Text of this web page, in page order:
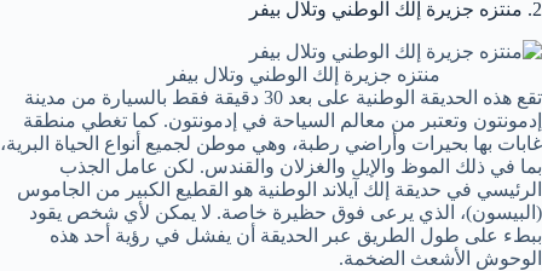
2. منتزه جزيرة إلك الوطني وتلال بيفر
منتزه جزيرة إلك الوطني وتلال بيفر
تقع هذه الحديقة الوطنية على بعد 30 دقيقة فقط بالسيارة من مدينة
إدمونتون وتعتبر من معالم السياحة في إدمونتون. كما تغطي منطقة
غابات بها بحيرات وأراضي رطبة، وهي موطن لجميع أنواع الحياة البرية،
بما في ذلك الموظ والإيل والغزلان والقندس. لكن عامل الجذب
الرئيسي في حديقة إلك آيلاند الوطنية هو القطيع الكبير من الجاموس
(البيسون)، الذي يرعى فوق حظيرة خاصة. لا يمكن لأي شخص يقود
ببطء على طول الطريق عبر الحديقة أن يفشل في رؤية أحد هذه
الوحوش الأشعث الضخمة.